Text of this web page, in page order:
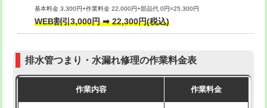
モルタル補修（厚さ10㎝超え）
追加人工 16,500円
現場見積
交換・取付(排水栓・排水トラップ
交換・取付（その他部品） 11,000円+材料費
持込商品取付（単水栓） 13,200円
持込商品取付（混合水栓） 16,500円
基本料金 3,300円+作業料金 22,000円+部品代 0円=25,300円
WEB割引3,000円 ➡ 22,300円(税込)
排水管つまり・水漏れ修理の作業料金表
作業内容 作業料金